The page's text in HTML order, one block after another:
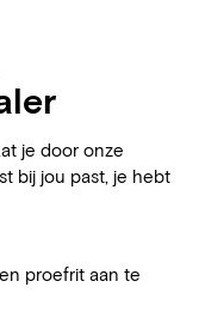
je door onze
bij jou past, je hebt
proefrit aan te